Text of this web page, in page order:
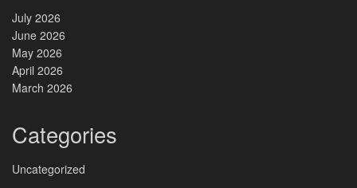
July 2026
June 2026
May 2026
April 2026
March 2026
Categories
Uncategorized